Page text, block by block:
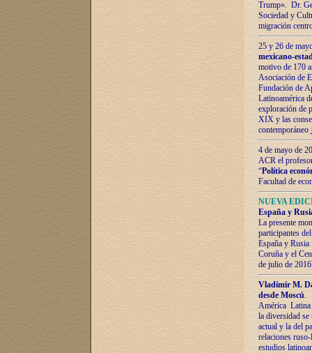
Trump». Dr.
Sociedad y
migración
25 y 26 de
mexicano-
motivo de 170
Asociación de
Fundación de
Latinoamérica
exploración de
XIX y las
contemporáneo
4 de mayo de
ACR el
“Política
Facultad de
NUEVA
España y
La presente
participantes
España y
Coruña y el
de julio de
Vladímir М.
desde Moscú.
América Latina
la diversidad
actual у lа del
relaciones
estudios